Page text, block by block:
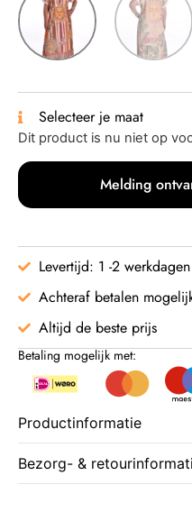
Selecteer je maat
Dit product is nu niet op
Melding
Levertijd: 1 -2 werkdagen
Achteraf betalen
Altijd de beste prijs
Betaling mogelijk met:
Productinformatie
Bezorg- &